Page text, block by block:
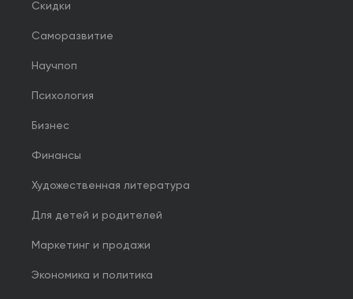
Скидки
Саморазвитие
Научпоп
Психология
Бизнес
Финансы
Художественная литература
Для детей и родителей
Маркетинг и продажи
Экономика и политика